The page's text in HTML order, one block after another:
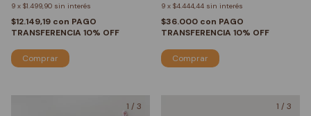
9 x $1.499,90 sin interés
$12.149,19 con PAGO
TRANSFERENCIA 10% OFF
Comprar
9 x $4.444,44 sin interés
$36.000 con PAGO
TRANSFERENCIA 10% OFF
Comprar
1 / 3 1 / 3